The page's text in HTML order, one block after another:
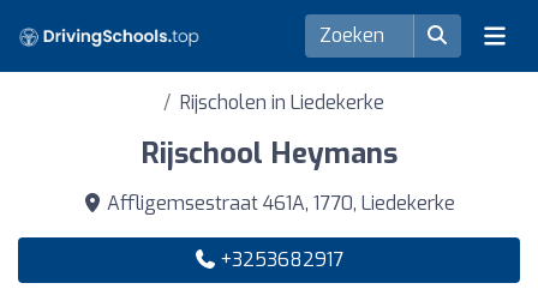
Rijscholen in Liedekerke
Rijschool Heymans
Affligemsestraat 461A, 1770, Liedekerke
+3253682917